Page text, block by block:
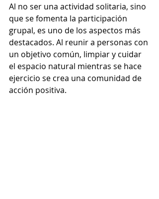
Al no ser una actividad solitaria, sino
que se fomenta la participación
grupal, es uno de los aspectos más
destacados. Al reunir a personas con
un objetivo común, limpiar y cuidar
el espacio natural mientras se hace
ejercicio se crea una comunidad de
acción positiva.